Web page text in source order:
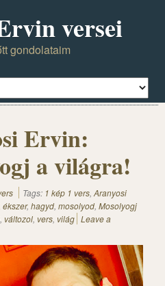
versei
gondolataim
Ervin:
a világra!
Tags: 1 kép 1 vers, Aranyosi
ékszer, hagyd, mosolyod, Mosolyogj
, változol, vers, világ Leave a